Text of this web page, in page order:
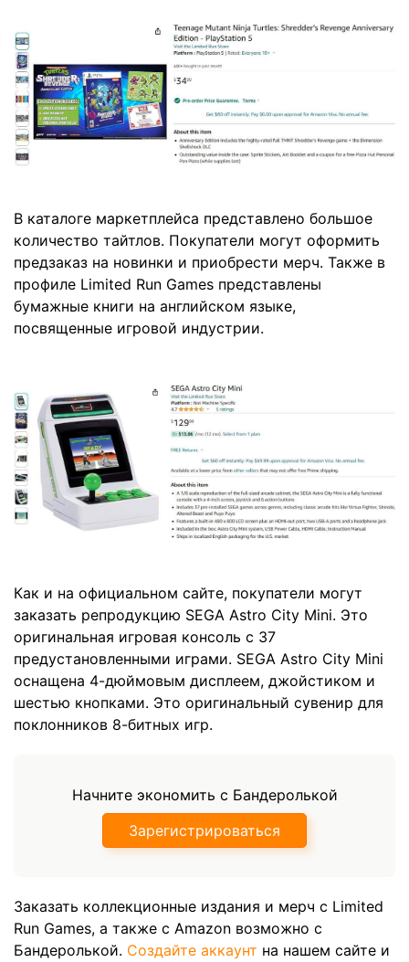
В каталоге маркетплейса представлено большое
количество тайтлов. Покупатели могут оформить
предзаказ на новинки и приобрести мерч. Также в
профиле Limited Run Games представлены
бумажные книги на английском языке,
посвященные игровой индустрии.
Как и на официальном сайте, покупатели могут
заказать репродукцию SEGA Astro City Mini. Это
оригинальная игровая консоль с 37
предустановленными играми. SEGA Astro City Mini
оснащена 4-дюймовым дисплеем, джойстиком и
шестью кнопками. Это оригинальный сувенир для
поклонников 8-битных игр.
Начните экономить с Бандеролькой
Зарегистрироваться
Заказать коллекционные издания и мерч с Limited
Run Games, а также с Amazon возможно с
Бандеролькой. Создайте аккаунт на нашем сайте и